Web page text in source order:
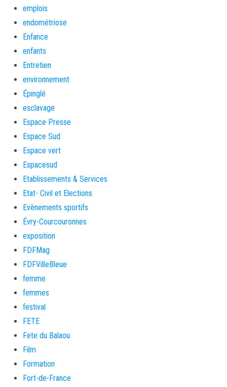
emplois
endométriose
Enfance
enfants
Entretien
environnement
Épinglé
esclavage
Espace Presse
Espace Sud
Espace vert
Espacesud
Etablissements & Services
Etat- Civil et Elections
Evènements sportifs
Évry-Courcouronnes
exposition
FDFMag
FDFVilleBleue
femme
femmes
festival
FETE
Fete du Balaou
Film
Formation
Fort-de-France